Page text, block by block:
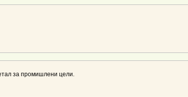
за промишлени цели.